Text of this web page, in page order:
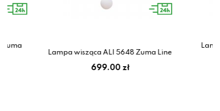
Zuma
Lampa wisząca ALI 5648 Zuma Line
699.00 zł